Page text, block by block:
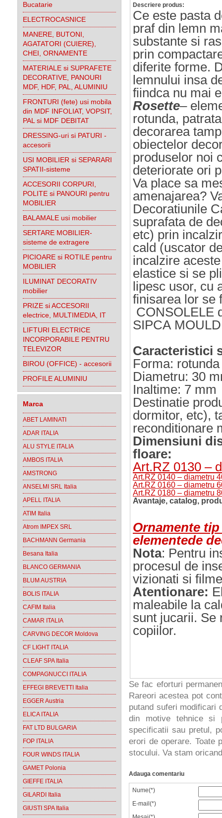
Bucatarie
ELECTROCASNICE
MANERE, BUTONI,
AGATATORI (CUIERE),
CHEI, ORNAMENTE
MATERIALE si SUPRAFETE
DECORATIVE, PANOURI
MDF, HDF, PAL, ALUMINIU
FRONTURI (fete) usi mobila
din MDF INFOLIAT, VOPSIT,
PAL si MDF DEBITAT
DRESSING-uri si PATURI -
accesorii
USI MOBILIER si SEPARARI
SPATII-sisteme
ACCESORII CORPURI,
POLITE si PANOURI pentru
MOBILIER
BALAMALE usi mobilier
SERTARE MOBILIER-
sisteme de extragere
PICIOARE si ROTILE pentru
MOBILIER
ILUMINAT DECORATIV
mobilier
PRIZE si ACCESORII
electrice, MULTIMEDIA, IT
LIFTURI ELECTRICE
INCORPORABILE PENTRU
TELEVIZOR
BIROU (OFFICE) - accesorii
PROFILE ALUMINIU
Marca
ABET LAMINATI
ADAR ITALIA
ALU STYLE ITALIA
AMBOS ITALIA
AMSTRONG
ANSELMI SRL Italia
APELL ITALIA
ATIM Italia
Atrom IMPEX SRL
BACHMANN Germania
Besana Italia
BLANCO GERMANIA
BLUM AUSTRIA
BOLIS ITALIA
CAFIM Italia
CAMAR ITALIA
CARVING DECOR Moldova
CF LIGHT ITALIA
CLEAF SPA Italia
COMPAGNUCCI ITALIA
EFFEGI BREVETTI Italia
EGGER Austria
ELICA ITALIA
FAT LTD BULGARIA
FOP ITALIA
FOUR WINDS ITALIA
GAMET Polonia
GIEFFE ITALIA
GILARDI Italia
GIUSTI SPA Italia
Descriere produs:
Ce este pasta
praf din lemn
substante si
prin
diferite forme.
lemnului insa
fiindca nu mai
Rosette–
rotunda,
decorarea
obiectelor
produselor noi
deteriorate ori
Va place sa
amenajarea?
Decoratiunile
suprafata de
etc) prin
cald (uscator
incalzire
elastice si se
lipesc usor, cu
finisarea lor se
CONSOLELE
SIPCA
Caracteristici
Forma:
Diametru: 30
Inaltime: 7 mm
Destinatie
dormitor, etc),
reconditionare
Dimensiuni
floare:
Art.RZ 0130 –
Art.RZ 0140 – diametru
Art.RZ 0160 – diametru
Art.RZ 0180 – diametru
Avantaje, catalog,
Ornamente
elementede
Nota: Pentru
procesul de
vizionati si
Atentionare:
maleabile la
sunt jucarii. Se
copiilor.
Se fac eforturi
Rareori acestea pot
putand suferi modificari
din motive tehnice si
specificatii sau pretul,
erori de operare. Toate
stocului. Va stam
Adauga comentariu
Nume(*)
E-mail(*)